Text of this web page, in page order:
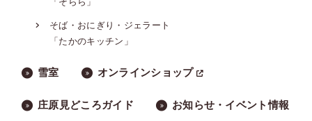
そば・おにぎり・ジェラート
「たかのキッチン」
雪室 オンラインショップ
庄原見どころガイド お知らせ・イベント情報